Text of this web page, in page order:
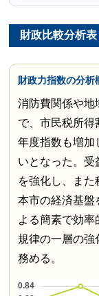
財政比較分析表
財政力指数の分析
消防費関係や地
で、市民税所得
年度指数も増加
いとなった。受
を強化し、ま
本市の経済基盤
よる簡素で効
規律の一層の強
務める。